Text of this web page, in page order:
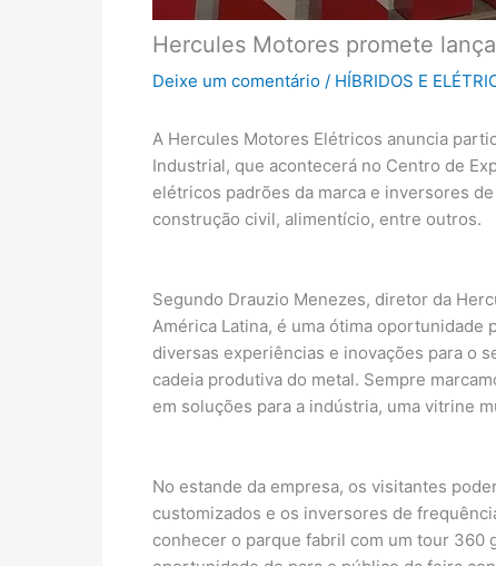
Hercules Motores promete
Deixe um comentário / HÍBRIDOS E
A Hercules Motores Elétricos anuncia
Industrial, que acontecerá no Centro de
elétricos padrões da marca e inversores
construção civil, alimentício, entre outros.
Segundo Drauzio Menezes, diretor da
América Latina, é uma ótima oportunidade
diversas experiências e inovações para o
cadeia produtiva do metal. Sempre
em soluções para a indústria, uma vitrine
No estande da empresa, os visitantes
customizados e os inversores de
conhecer o parque fabril com um tour 360